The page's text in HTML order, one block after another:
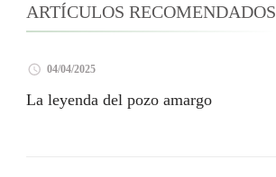
ARTÍCULOS RECOMENDADOS
04/04/2025
La leyenda del pozo amargo